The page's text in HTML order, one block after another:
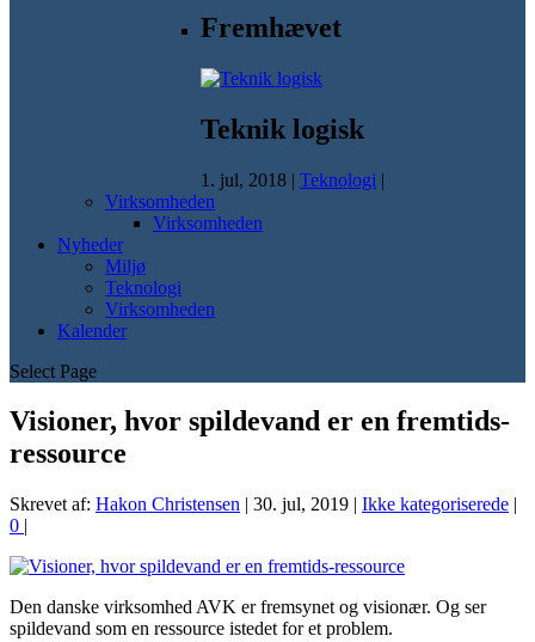
Fremhævet
Teknik logisk
1. jul, 2018 | Teknologi |
Virksomheden
Virksomheden
Nyheder
Miljø
Teknologi
Virksomheden
Kalender
Select Page
Visioner, hvor spildevand er en fremtids-
ressource
Skrevet af: Hakon Christensen | 30. jul, 2019 | Ikke kategoriserede |
0 |
Den danske virksomhed AVK er fremsynet og visionær. Og ser
spildevand som en ressource istedet for et problem.